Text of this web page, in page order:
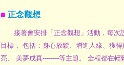
■ 正念觀想
接著會安排「正念觀想」活動，每次
目標， 包括：身心放鬆、增進人緣、獲
亮、 美夢成真--------等主題。 全程都在輕